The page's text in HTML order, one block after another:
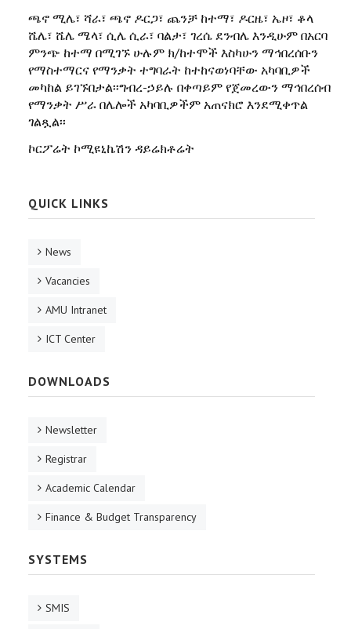
ጫኖ ሚሌ፣ ሻራ፣ ጫኖ ዶርጋ፣ ጨንቻ ከተማ፣ ዶርዜ፣ ኤዞ፣ ቆላ
ሼሌ፣ ሼሌ ሜላ፣ ሲሌ ሲራ፣ ባልታ፣ ገረሴ ደንብሌ እንዲሁም በአርባ
ምንጭ ከተማ በሚገኙ ሁሉም ክ/ከተሞች እስካሁን ማኅበረሰቡን
የማስተማርና የማንቃት ተግባራት ከተከናወነባቸው አካባቢዎች
መካከል ይገኙበታል፡፡ግብረ-ኃይሉ በቀጣይም የጀመረውን ማኅበረሰብ
የማንቃት ሥራ በሌሎች አካባቢዎችም አጠናክሮ እንደሚቀጥል
ገልጿል፡፡
ኮርፖሬት ኮሚዩኒኬሽን ዳይሬክቶሬት
QUICK LINKS
News
Vacancies
AMU Intranet
ICT Center
DOWNLOADS
Newsletter
Registrar
Academic Calendar
Finance & Budget Transparency
SYSTEMS
SMIS